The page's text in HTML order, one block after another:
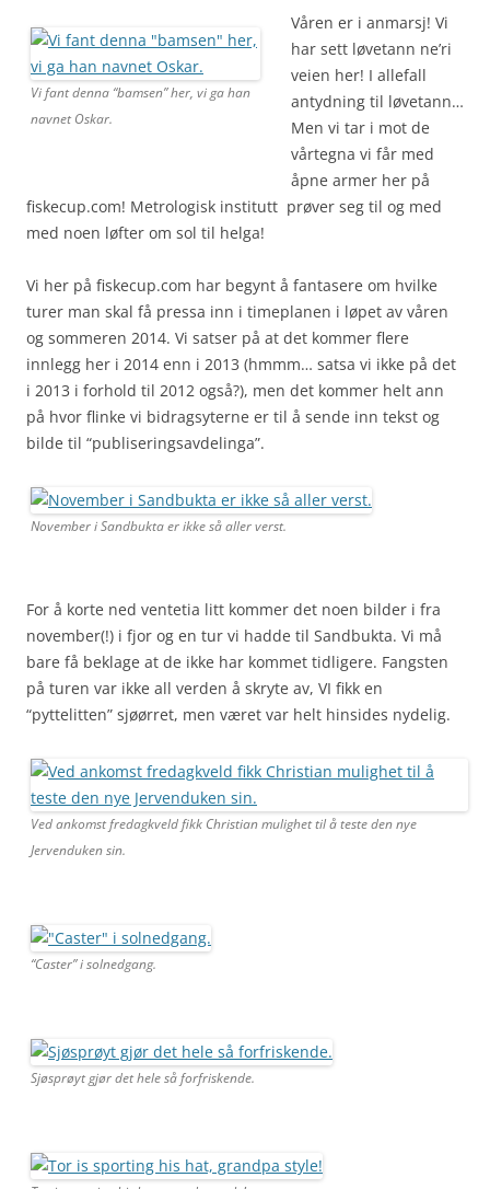
Vi fant denna “bamsen” her, vi ga han
navnet Oskar.
Våren er i anmarsj! Vi
har sett løvetann ne’ri
veien her! I allefall
antydning til løvetann…
Men vi tar i mot de
vårtegna vi får med
åpne armer her på
fiskecup.com! Metrologisk institutt prøver seg til og med
med noen løfter om sol til helga!
Vi her på fiskecup.com har begynt å fantasere om hvilke
turer man skal få pressa inn i timeplanen i løpet av våren
og sommeren 2014. Vi satser på at det kommer flere
innlegg her i 2014 enn i 2013 (hmmm… satsa vi ikke på det
i 2013 i forhold til 2012 også?), men det kommer helt ann
på hvor flinke vi bidragsyterne er til å sende inn tekst og
bilde til “publiseringsavdelinga”.
November i Sandbukta er ikke så aller verst.
For å korte ned ventetia litt kommer det noen bilder i fra
november(!) i fjor og en tur vi hadde til Sandbukta. Vi må
bare få beklage at de ikke har kommet tidligere. Fangsten
på turen var ikke all verden å skryte av, VI fikk en
“pyttelitten” sjøørret, men været var helt hinsides nydelig.
Ved ankomst fredagkveld fikk Christian mulighet til å teste den nye
Jervenduken sin.
“Caster” i solnedgang.
Sjøsprøyt gjør det hele så forfriskende.